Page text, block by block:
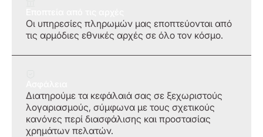
Οι υπηρεσίες πληρωμών μας εποπτεύονται από
τις αρμόδιες εθνικές αρχές σε όλο τον κόσμο.
Διατηρούμε τα κεφάλαιά σας σε ξεχωριστούς
λογαριασμούς, σύμφωνα με τους σχετικούς
κανόνες περί διασφάλισης και προστασίας
χρημάτων πελατών.